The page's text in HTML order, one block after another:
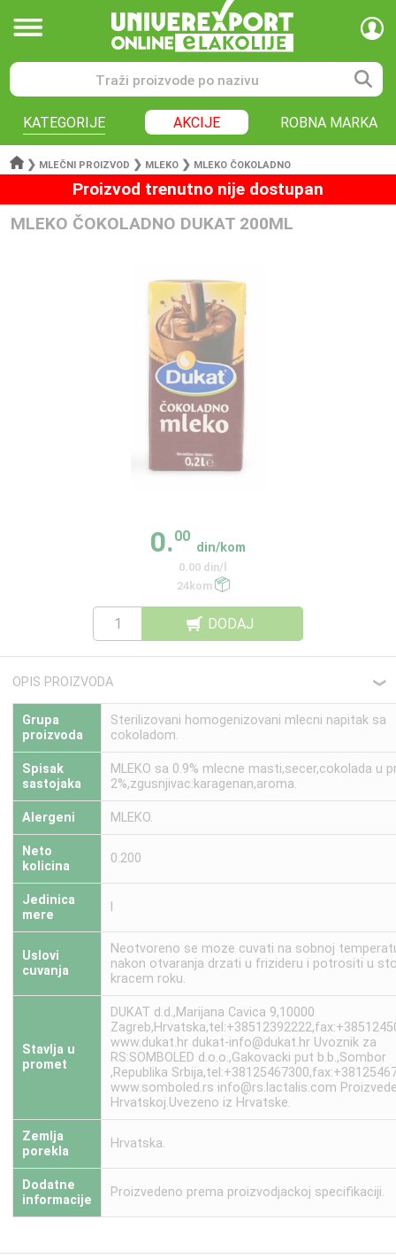
KATEGORIJE AKCIJE ROBNA MARKA
❯ MLEČNI PROIZVOD ❯ MLEKO ❯ MLEKO ČOKOLADNO
Proizvod trenutno nije dostupan
MLEKO ČOKOLADNO DUKAT 200ML
0.00
din/kom
0.00 din/l
24kom
DODAJ
OPIS PROIZVODA ❮
Grupa
proizvoda
Sterilizovani homogenizovani mlecni napitak sa
cokoladom.
Spisak
sastojaka
MLEKO sa 0.9% mlecne masti,secer,cokolada u
2%,zgusnjivac:karagenan,aroma.
Alergeni MLEKO.
Neto
kolicina
0.200
Jedinica
mere
Uslovi
cuvanja
Neotvoreno se moze cuvati na sobnoj
nakon otvaranja drzati u frizideru i potrositi u
kracem roku.
Stavlja u
promet
DUKAT d.d.,Marijana Cavica 9,10000
www.dukat.hr dukat-info@dukat.hr Uvoznik za
RS:SOMBOLED d.o.o.,Gakovacki put b.b.,Sombor
,Republika
www.somboled.rs info@rs.lactalis.com
Hrvatskoj.Uvezeno iz Hrvatske.
Zemlja
porekla
Hrvatska.
Dodatne
informacije
Proizvedeno prema proizvodjackoj specifikaciji.